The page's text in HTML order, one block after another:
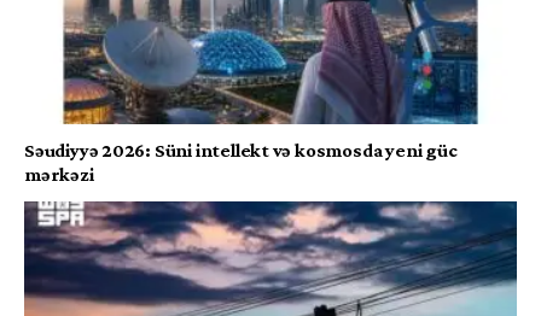
Səudiyyə 2026: Süni intellekt və kosmosda yeni güc
mərkəzi